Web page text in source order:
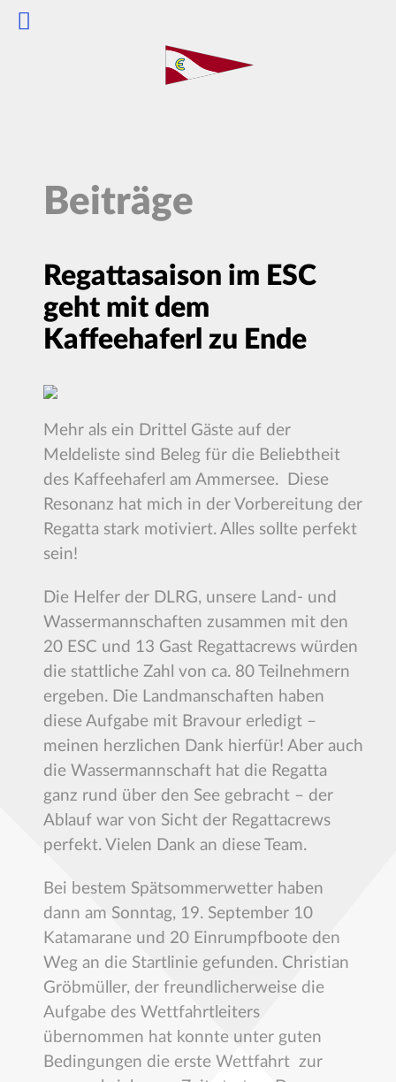
Beiträge
Regattasaison im ESC
geht mit dem
Kaffeehaferl zu Ende
Mehr als ein Drittel Gäste auf der
Meldeliste sind Beleg für die Beliebtheit
des Kaffeehaferl am Ammersee. Diese
Resonanz hat mich in der Vorbereitung der
Regatta stark motiviert. Alles sollte perfekt
sein!
Die Helfer der DLRG, unsere Land- und
Wassermannschaften zusammen mit den
20 ESC und 13 Gast Regattacrews würden
die stattliche Zahl von ca. 80 Teilnehmern
ergeben. Die Landmanschaften haben
diese Aufgabe mit Bravour erledigt –
meinen herzlichen Dank hierfür! Aber auch
die Wassermannschaft hat die Regatta
ganz rund über den See gebracht – der
Ablauf war von Sicht der Regattacrews
perfekt. Vielen Dank an diese Team.
Bei bestem Spätsommerwetter haben
dann am Sonntag, 19. September 10
Katamarane und 20 Einrumpfboote den
Weg an die Startlinie gefunden. Christian
Gröbmüller, der freundlicherweise die
Aufgabe des Wettfahrtleiters
übernommen hat konnte unter guten
Bedingungen die erste Wettfahrt zur